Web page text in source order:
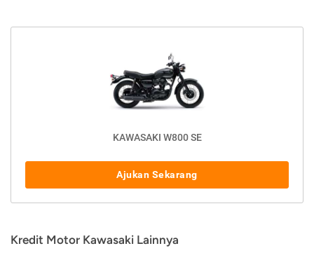
KAWASAKI W800 SE
Ajukan Sekarang
Kredit Motor Kawasaki Lainnya